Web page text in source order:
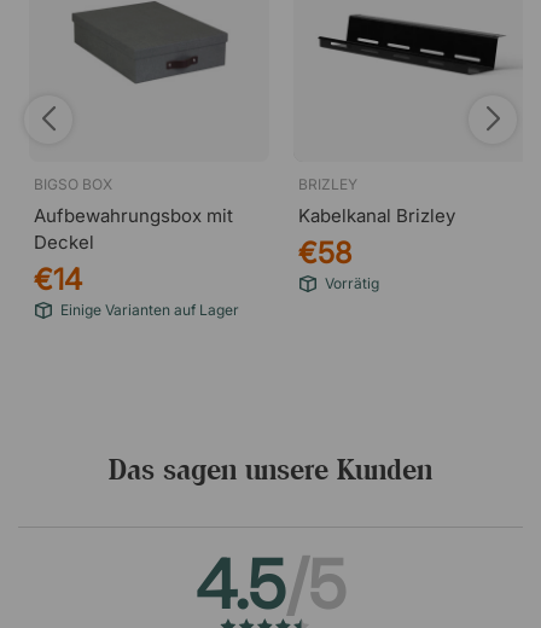
BIGSO BOX
Aufbewahrungsbox mit
Deckel
€14
Einige Varianten auf Lager
BRIZLEY
Kabelkanal Brizley
€58
Vorrätig
Das sagen unsere Kunden
4.5/5